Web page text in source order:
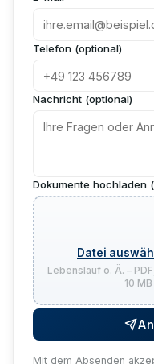
Telefon (optional)
Nachricht (optional)
Dokumente hochladen
Datei
Lebenslauf o. Ä. –
10
Mit dem Absenden